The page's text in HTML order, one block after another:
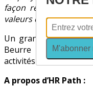
façon régulière, ce
valeurs de
Un grand merci à
Beurre est de
activités de
A propos d’HR Path :